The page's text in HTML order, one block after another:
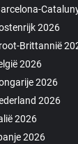
2026
Brittannië
2026
2026
2026
2026
2026